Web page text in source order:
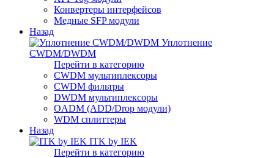
Конвертеры интерфейсов
Медные SFP модули
Назад
Уплотнение
CWDM/DWDM
Перейти в категорию
CWDM мультиплексоры
CWDM фильтры
DWDM мультиплексоры
OADM (ADD/Drop модули)
WDM сплиттеры
Назад
ITK by IEK
Перейти в категорию